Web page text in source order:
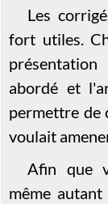
Les
fort utiles.
abordé et
permettre de
voulait
Afin que
même